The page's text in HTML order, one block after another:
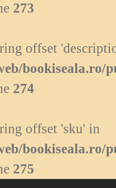
273
offset
bookiseala.ro/
274
offset 'sku' in
bookiseala.ro/
275